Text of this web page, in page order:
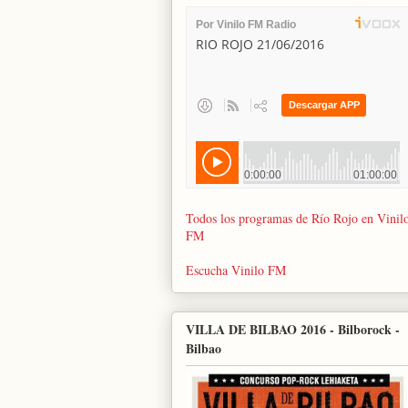
Todos los programas de Río Rojo en
FM
Escucha Vinilo FM
VILLA DE BILBAO 2016 - Bilborock -
Bilbao